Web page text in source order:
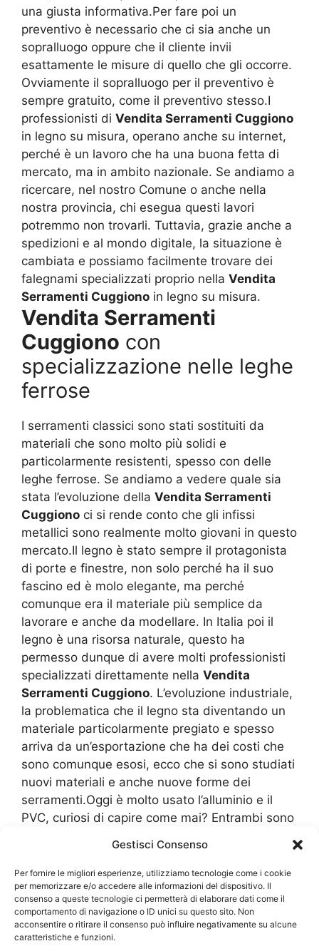
Gestisci Consenso
Per fornire le migliori esperienze, utilizziamo tecnologie come i cookie
per memorizzare e/o accedere alle informazioni del dispositivo. Il
consenso a queste tecnologie ci permetterà di elaborare dati come il
comportamento di navigazione o ID unici su questo sito. Non
acconsentire o ritirare il consenso può influire negativamente su alcune
caratteristiche e funzioni.
una giusta informativa.Per fare poi un
preventivo è necessario che ci sia anche un
sopralluogo oppure che il cliente invii
esattamente le misure di quello che gli occorre.
Ovviamente il sopralluogo per il preventivo è
sempre gratuito, come il preventivo stesso.I
professionisti di Vendita Serramenti Cuggiono
in legno su misura, operano anche su internet,
perché è un lavoro che ha una buona fetta di
mercato, ma in ambito nazionale. Se andiamo a
ricercare, nel nostro Comune o anche nella
nostra provincia, chi esegua questi lavori
potremmo non trovarli. Tuttavia, grazie anche a
spedizioni e al mondo digitale, la situazione è
cambiata e possiamo facilmente trovare dei
falegnami specializzati proprio nella Vendita
Serramenti Cuggiono in legno su misura.
Vendita Serramenti
Cuggiono con
specializzazione nelle leghe
ferrose
I serramenti classici sono stati sostituiti da
materiali che sono molto più solidi e
particolarmente resistenti, spesso con delle
leghe ferrose. Se andiamo a vedere quale sia
stata l’evoluzione della Vendita Serramenti
Cuggiono ci si rende conto che gli infissi
metallici sono realmente molto giovani in questo
mercato.Il legno è stato sempre il protagonista
di porte e finestre, non solo perché ha il suo
fascino ed è molo elegante, ma perché
comunque era il materiale più semplice da
lavorare e anche da modellare. In Italia poi il
legno è una risorsa naturale, questo ha
permesso dunque di avere molti professionisti
specializzati direttamente nella Vendita
Serramenti Cuggiono. L’evoluzione industriale,
la problematica che il legno sta diventando un
materiale particolarmente pregiato e spesso
arriva da un’esportazione che ha dei costi che
sono comunque esosi, ecco che si sono studiati
nuovi materiali e anche nuove forme dei
serramenti.Oggi è molto usato l’alluminio e il
PVC, curiosi di capire come mai? Entrambi sono
quindi ecosostenibili. Si possono ricavare da
diversi prodotti che vengono gettati nelle
discariche e questo li fa diventare
immediatamente delle materie prime
secondarie che hanno dei costi bassi e dove le
industrie possono poi proporre dei costi, dei